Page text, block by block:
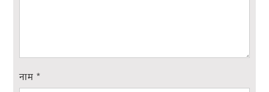
नाम *